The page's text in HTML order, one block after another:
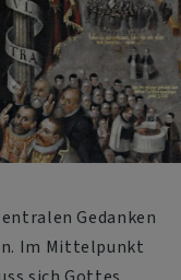
Gedanken
Im Mittelpunkt